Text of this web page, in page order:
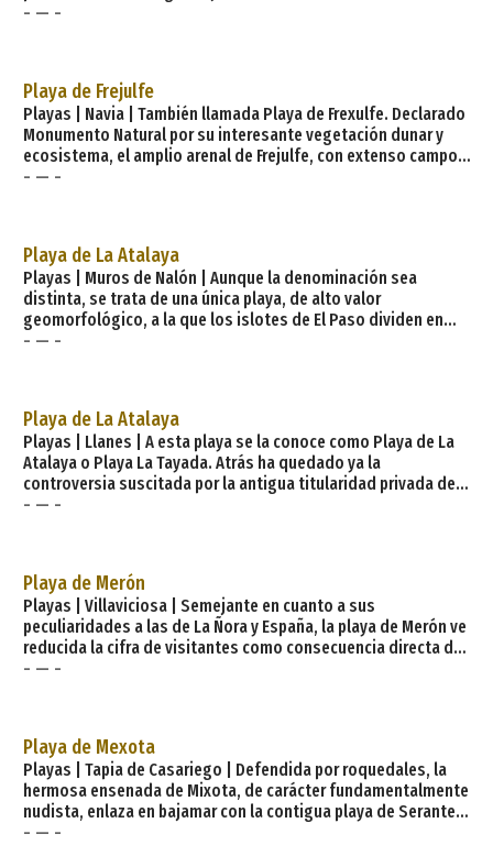
FEVE, ahora reconvertida en una Vía Verde y situada encima de
Perlora, tomando la senda que s
- — -
Playa de Frejulfe
Playas | Navia | También llamada Playa de Frexulfe. Declarado
Monumento Natural por su interesante vegetación dunar y
ecosistema, el amplio arenal de Frejulfe, con extenso campo
de dunas, está próximo al pueblo del mismo nombre, así
Caracterís
- — -
Playa de La Atalaya
Playas | Muros de Nalón | Aunque la denominación sea
distinta, se trata de una única playa, de alto valor
geomorfológico, a la que los islotes de El Paso dividen en
dos: a la mitad oriental se la conoce como La Atalaya, y a la
ocupación: Medio Grado urbanizació
- — -
Playa de La Atalaya
Playas | Llanes | A esta playa se la conoce como Playa de La
Atalaya o Playa La Tayada. Atrás ha quedado ya la
controversia suscitada por la antigua titularidad privada de
esta apacible y primorosa playa, situada en el lado oeste de
y lo suficientemente alejada para miradas indiscr
- — -
Playa de Merón
Playas | Villaviciosa | Semejante en cuanto a sus
peculiaridades a las de La Ñora y España, la playa de Merón ve
reducida la cifra de visitantes como consecuencia directa de
la complicación que entraña llegar a ella. Debido a las
Características generales
- — -
Playa de Mexota
Playas | Tapia de Casariego | Defendida por roquedales, la
hermosa ensenada de Mixota, de carácter fundamentalmente
nudista, enlaza en bajamar con la contigua playa de Serantes.
Playa muy tranquila y poco concurrida. Se accede desde la N-
- — -